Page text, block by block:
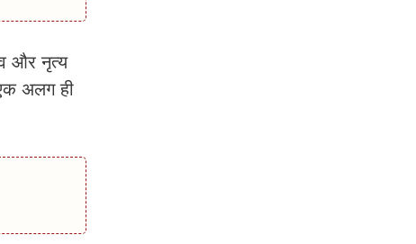
और नृत्य
अलग ही